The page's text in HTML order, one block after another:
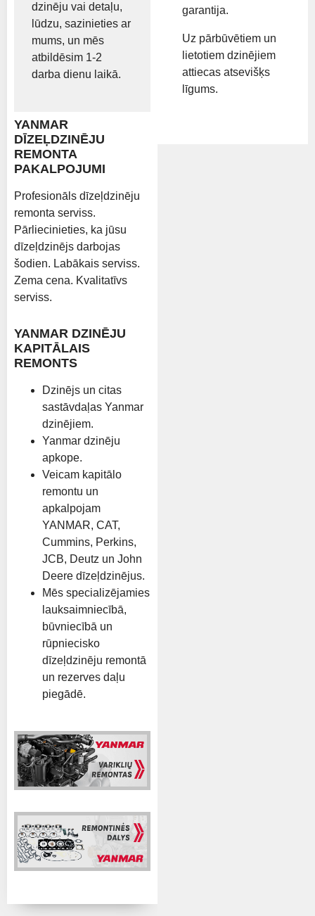
dzinēju vai detaļu,
lūdzu, sazinieties ar
mums, un mēs
atbildēsim 1-2
darba dienu laikā.
YANMAR
DĪZEĻDZINĒJU
REMONTA
PAKALPOJUMI
Profesionāls dīzeļdzinēju
remonta serviss.
Pārliecinieties, ka jūsu
dīzeļdzinējs darbojas
šodien. Labākais serviss.
Zema cena. Kvalitatīvs
serviss.
YANMAR DZINĒJU
KAPITĀLAIS
REMONTS
Dzinējs un citas
sastāvdaļas Yanmar
dzinējiem.
Yanmar dzinēju
apkope.
Veicam kapitālo
remontu un
apkalpojam
YANMAR, CAT,
Cummins, Perkins,
JCB, Deutz un John
Deere dīzeļdzinējus.
Mēs specializējamies
lauksaimniecībā,
būvniecībā un
rūpniecisko
dīzeļdzinēju remontā
un rezerves daļu
piegādē.
garantija.
Uz pārbūvētiem un
lietotiem dzinējiem
attiecas atsevišķs
līgums.